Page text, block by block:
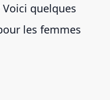
quelques
les femmes